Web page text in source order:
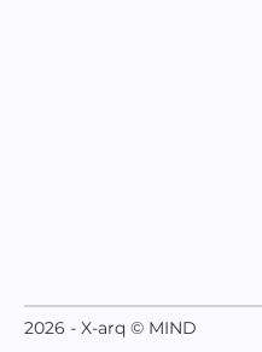
2026 - X-arq © MIND